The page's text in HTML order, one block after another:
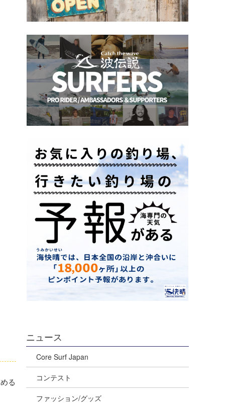
る
ニュース
Core Surf Japan
コンテスト
ファッション/グッズ